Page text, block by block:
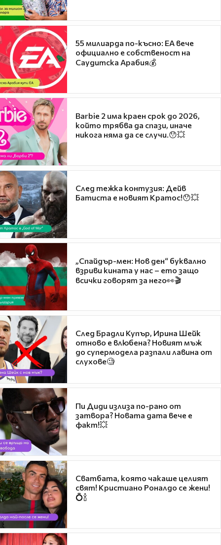
55 милиарда по-късно: EA вече
официално е собственост на
Саудитска Арабия💰
Barbie 2 има краен срок до 2026,
който трябва да спази, иначе
никога няма да се случи.😯💥
След тежка контузия: Дейв
Батиста е новият Кратос!😯💥
„Спайдър-мен: Нов ден“ буквално
взриви кината у нас – ето защо
всички говорят за него👀🎬
След Брадли Купър, Ирина Шейк
отново е влюбена? Новият мъж
до супермодела разпали лавина от
слухове🧐
Пи Диди излиза по-рано от
затвора? Новата дата вече е
факт!💥
Сватбата, която чакаше целият
свят! Кристиано Роналдо се жени!
💍🍾